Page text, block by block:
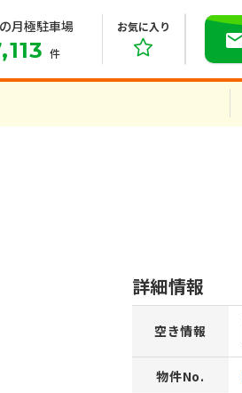
月極駐車場
件
お気に入り
詳細情報
空き情報
物件No.